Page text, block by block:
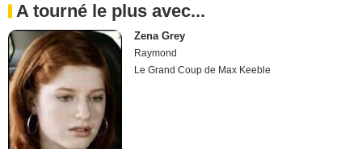
A tourné le plus avec...
Zena Grey
Raymond
Le Grand Coup de Max Keeble